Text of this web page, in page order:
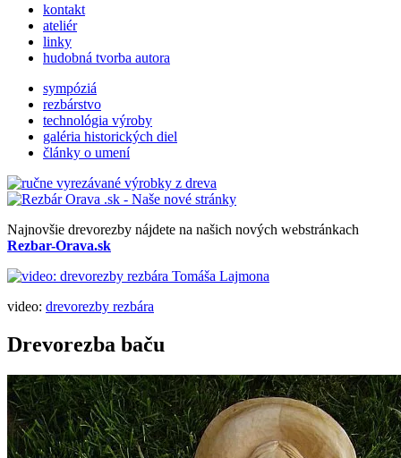
kontakt
ateliér
linky
hudobná tvorba autora
sympóziá
rezbárstvo
technológia výroby
galéria historických diel
články o umení
Najnovšie drevorezby nájdete na našich nových webstránkach
Rezbar-Orava.sk
video: drevorezby rezbára
Drevorezba baču